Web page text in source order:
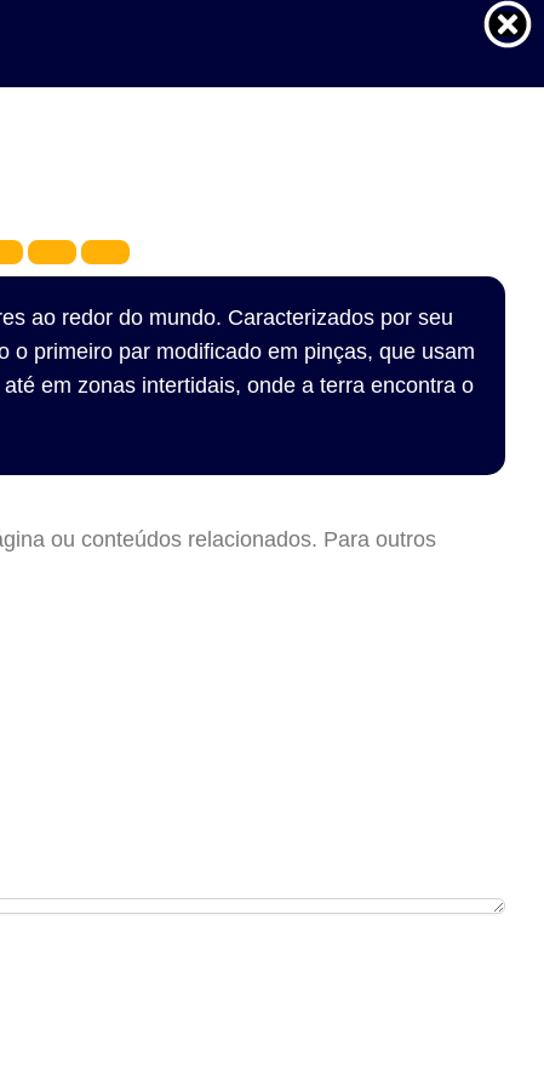
ao redor do mundo. Caracterizados por seu
primeiro par modificado em pinças, que usam
em zonas intertidais, onde a terra encontra o
ou conteúdos relacionados. Para outros